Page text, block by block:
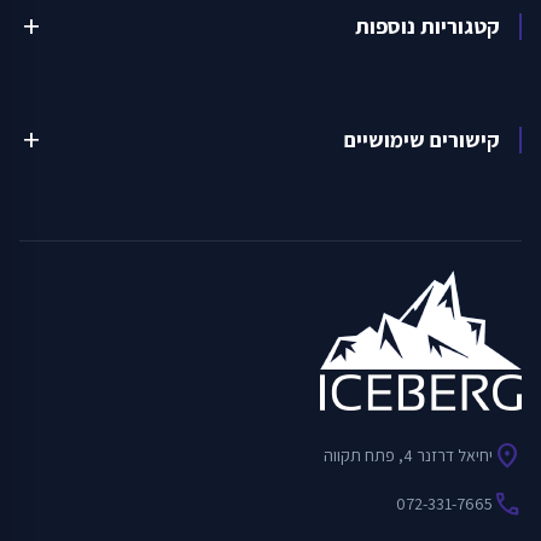
קטגוריות נוספות add
קישורים שימושיים add
location_on יחיאל דרזנר 4, פתח תקווה
call
072-331-7665